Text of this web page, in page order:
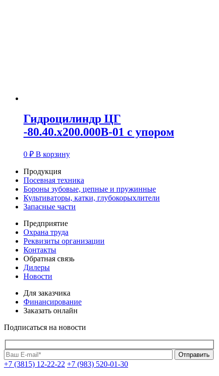
Гидроцилиндр ЦГ
-80.40.х200.000В-01 с упором
0 ₽ В корзину
Продукция
Посевная техника
Бороны зубовые, цепные и пружинные
Культиваторы, катки, глубокорыхлители
Запасные части
Предприятие
Охрана труда
Реквизиты организации
Контакты
Обратная связь
Дилеры
Новости
Для заказчика
Финансирование
Заказать онлайн
Подписаться на новости
+7 (3815) 12-22-22 +7 (983) 520-01-30